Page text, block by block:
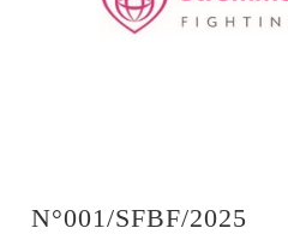
N°001/SFBF/2025